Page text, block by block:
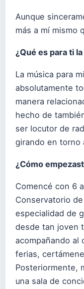
Aunque
más a mí mismo
¿Qué es para ti
La música para
absolutamente
manera
hecho de
ser locutor de
girando en torno
¿Cómo
Comencé con 6
Conservatorio
especialidad de
desde tan joven
acompañando al
ferias,
Posteriormente,
una sala de